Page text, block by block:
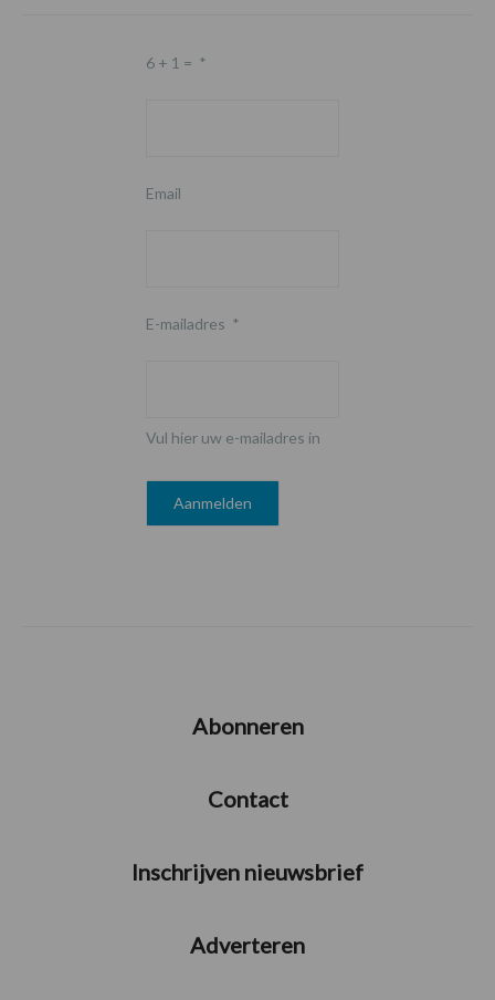
6 + 1 = *
Email
E-mailadres *
Vul hier uw e-mailadres in
Abonneren
Contact
Inschrijven nieuwsbrief
Adverteren